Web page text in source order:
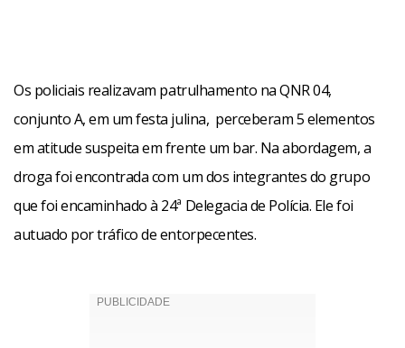
Os policiais realizavam patrulhamento na QNR 04,
conjunto A, em um festa julina, perceberam 5 elementos
em atitude suspeita em frente um bar. Na abordagem, a
droga foi encontrada com um dos integrantes do grupo
que foi encaminhado à 24ª Delegacia de Polícia. Ele foi
autuado por tráfico de entorpecentes.